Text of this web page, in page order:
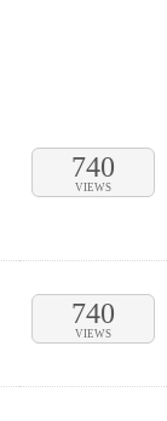
740
VIEWS
740
VIEWS